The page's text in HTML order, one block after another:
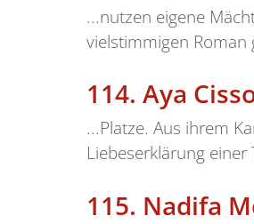
...nutzen eigene
vielstimmigen Roman
114. Aya
...Platze. Aus ihrem
Liebeserklärung
115. Nadifa